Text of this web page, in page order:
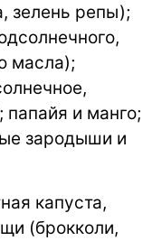
зелень репы);
масла);
папайя и манго;
зародыши и
капуста,
(брокколи,